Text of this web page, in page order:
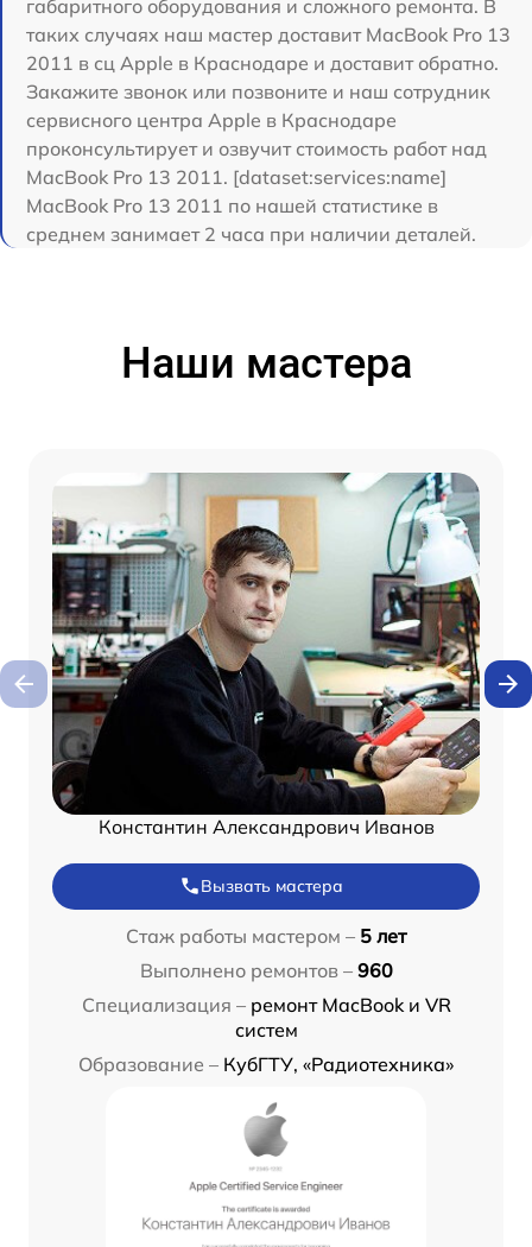
габаритного оборудования и сложного ремонта. В
таких случаях наш мастер доставит MacBook Pro 13
2011 в сц Apple в Краснодаре и доставит обратно.
Закажите звонок или позвоните и наш сотрудник
сервисного центра Apple в Краснодаре
проконсультирует и озвучит стоимость работ над
MacBook Pro 13 2011. [dataset:services:name]
MacBook Pro 13 2011 по нашей статистике в
среднем занимает 2 часа при наличии деталей.
Наши мастера
Константин Александрович Иванов
Вызвать мастера
Стаж работы мастером – 5 лет
Выполнено ремонтов – 960
Специализация – ремонт MacBook и VR
систем
Образование – КубГТУ, «Радиотехника»